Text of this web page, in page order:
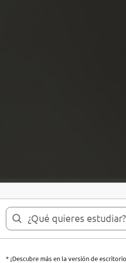
* ¡Descubre más en la versión de